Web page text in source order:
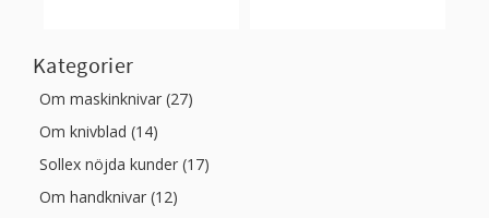
Kategorier
Om maskinknivar (27)
Om knivblad (14)
Sollex nöjda kunder (17)
Om handknivar (12)